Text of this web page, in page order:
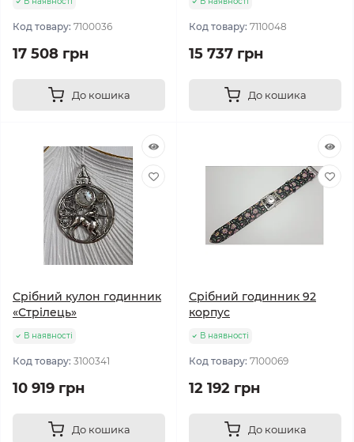
Код товару: 7100036
17 508 грн
До кошика
Код товару: 7110048
15 737 грн
До кошика
Срібний кулон годинник
«Стрілець»
В наявності
Код товару: 3100341
10 919 грн
До кошика
Срібний годинник 92
корпус
В наявності
Код товару: 7100069
12 192 грн
До кошика